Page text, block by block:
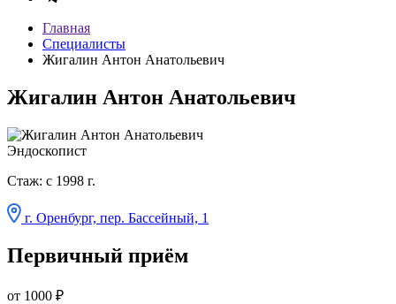
Главная
Специалисты
Жигалин Антон Анатольевич
Жигалин Антон Анатольевич
Эндоскопист
Стаж: с 1998 г.
г. Оренбург, пер. Бассейный, 1
Первичный приём
от 1000 ₽